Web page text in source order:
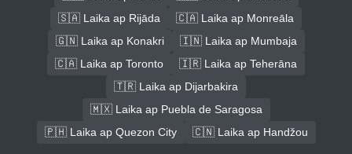
🇸🇦 Laika ap Rijāda
🇨🇦 Laika ap Monreāla
🇬🇳 Laika ap Konakri
🇮🇳 Laika ap Mumbaja
🇨🇦 Laika ap Toronto
🇮🇷 Laika ap Teherāna
🇹🇷 Laika ap Dijarbakira
🇲🇽 Laika ap Puebla de Saragosa
🇵🇭 Laika ap Quezon City
🇨🇳 Laika ap Handžou